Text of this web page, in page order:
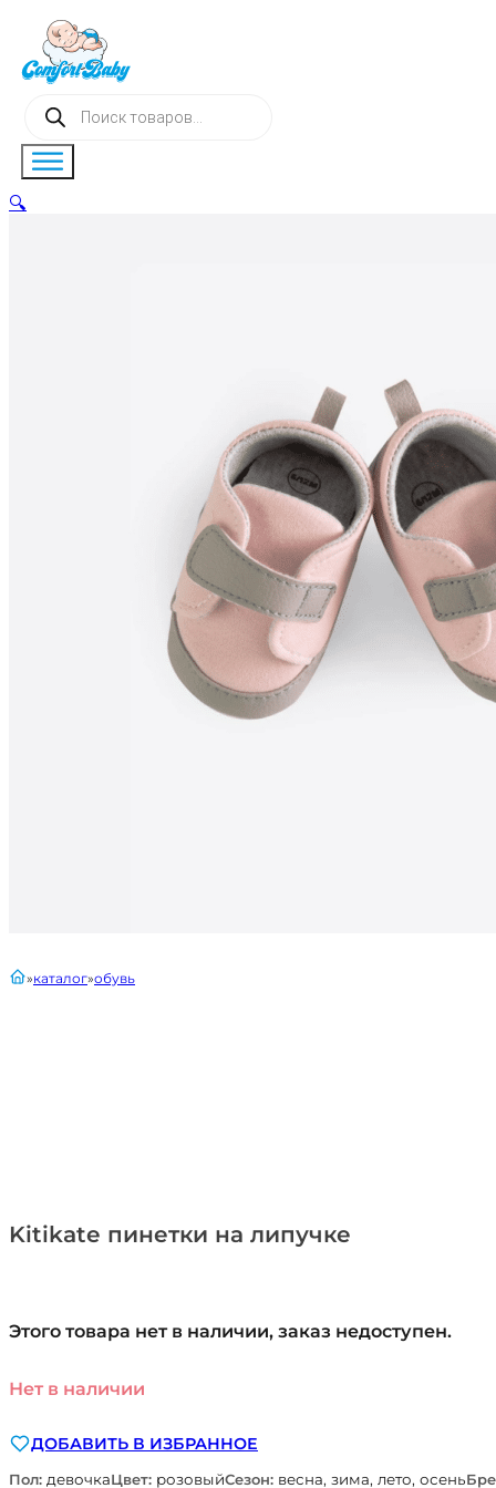
Поиск
товаров
Kitikate пинетки на липучке
главнаякаталог обувь
Этого товара нет в наличии, заказ недоступен.
Нет в наличии
ДОБАВИТЬ В ИЗБРАННОЕ
Пол: девочкаЦвет: розовыйСезон: весна, зима, лето, осень
🔍